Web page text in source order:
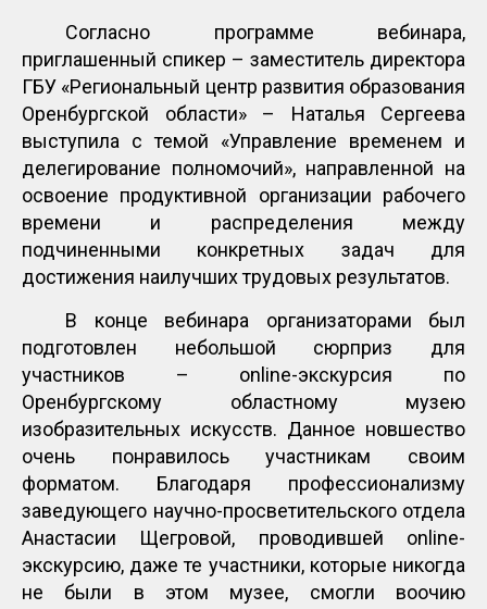
Согласно программе вебинара,
приглашенный спикер – заместитель директора
ГБУ «Региональный центр развития образования
Оренбургской области» – Наталья Сергеева
выступила с темой «Управление временем и
делегирование полномочий», направленной на
освоение продуктивной организации рабочего
времени и распределения между
подчиненными конкретных задач для
достижения наилучших трудовых результатов.
В конце вебинара организаторами был
подготовлен небольшой сюрприз для
участников – online-экскурсия по
Оренбургскому областному музею
изобразительных искусств. Данное новшество
очень понравилось участникам своим
форматом. Благодаря профессионализму
заведующего научно-просветительского отдела
Анастасии Щегровой, проводившей online-
экскурсию, даже те участники, которые никогда
не были в этом музее, смогли воочию